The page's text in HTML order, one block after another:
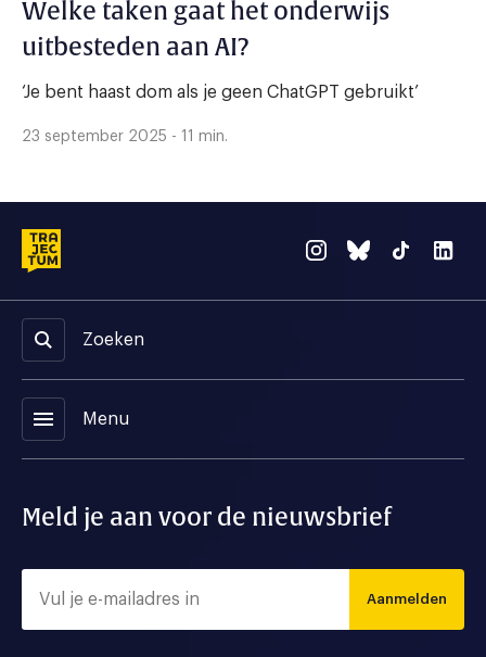
Welke taken gaat het onderwijs
uitbesteden aan AI?
‘Je bent haast dom als je geen ChatGPT gebruikt’
23 september 2025 - 11 min.
Zoeken
menu Menu
Meld je aan voor de nieuwsbrief
Aanmelden